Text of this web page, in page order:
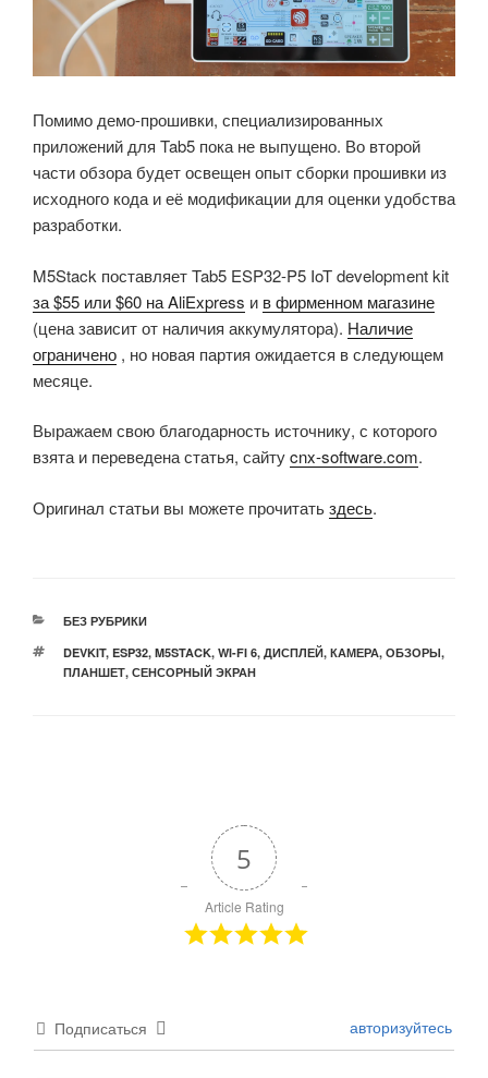
Помимо демо-прошивки, специализированных
приложений для Tab5 пока не выпущено. Во второй
части обзора будет освещен опыт сборки прошивки из
исходного кода и её модификации для оценки удобства
разработки.
M5Stack поставляет Tab5 ESP32-P5 IoT development kit
за $55 или $60 на AliExpress и в фирменном магазине
(цена зависит от наличия аккумулятора). Наличие
ограничено , но новая партия ожидается в следующем
месяце.
Выражаем свою благодарность источнику, с которого
взята и переведена статья, сайтуcnx-software.com.
Оригинал статьи вы можете прочитатьздесь.
РУБРИКИ
БЕЗ РУБРИКИ
МЕТКИ
DEVKIT, ESP32, M5STACK, WI-FI 6, ДИСПЛЕЙ, КАМЕРА, ОБЗОРЫ,
ПЛАНШЕТ, СЕНСОРНЫЙ ЭКРАН
5
Article Rating
Подписаться авторизуйтесь